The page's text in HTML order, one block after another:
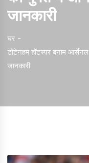
जानकारी
घर
टोटेनहम हॉटस्पर बनाम
जानकारी